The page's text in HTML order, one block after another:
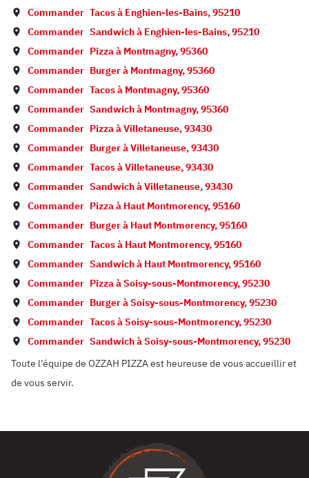
Commander Tacos à Enghien-les-Bains,95210
Commander Sandwich à Enghien-les-Bains,95210
Commander Pizza à Montmagny,95360
Commander Burger à Montmagny,95360
Commander Tacos à Montmagny,95360
Commander Sandwich à Montmagny,95360
Commander Pizza àVilletaneuse,93430
Commander Burger àVilletaneuse,93430
Commander Tacos àVilletaneuse,93430
Commander Sandwich àVilletaneuse,93430
Commander Pizza à Haut Montmorency,95160
Commander Burger à Haut Montmorency,95160
Commander Tacos à Haut Montmorency,95160
Commander Sandwich à Haut Montmorency,95160
Commander Pizza àSoisy-sous-Montmorency,95230
Commander Burger àSoisy-sous-Montmorency,95230
Commander Tacos àSoisy-sous-Montmorency,95230
Commander Sandwich àSoisy-sous-Montmorency,95230
Toute l'équipe de OZZAH PIZZA est heureuse de vous accueillir et
de vous servir.